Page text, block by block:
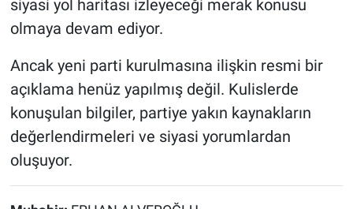
siyasi yol haritası izleyeceği merak konusu
olmaya devam ediyor.
Ancak yeni parti kurulmasına ilişkin resmi bir
açıklama henüz yapılmış değil. Kulislerde
konuşulan bilgiler, partiye yakın kaynakların
değerlendirmeleri ve siyasi yorumlardan
oluşuyor.